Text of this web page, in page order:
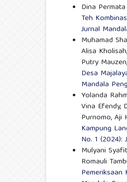
Dina
Teh
Jurnal
Muhamad
Alisa
Putry
Desa
Mandala
Yolanda
Vina Efendy,
Purnomo, Aji
Kampung
No. 1 (2024):
Mulyani
Romauli